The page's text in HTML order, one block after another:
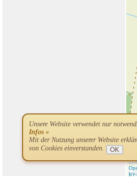
Unsere Website verwendet nur
Infos «
Mit der Nutzung unserer Website
von Cookies einverstanden.
OK